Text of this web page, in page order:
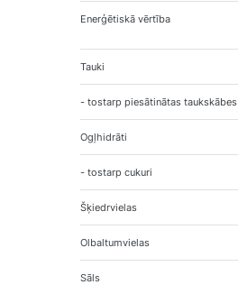
Enerģētiskā vērtība
Tauki
- tostarp piesātinātas taukskābes
Ogļhidrāti
- tostarp cukuri
Šķiedrvielas
Olbaltumvielas
Sāls